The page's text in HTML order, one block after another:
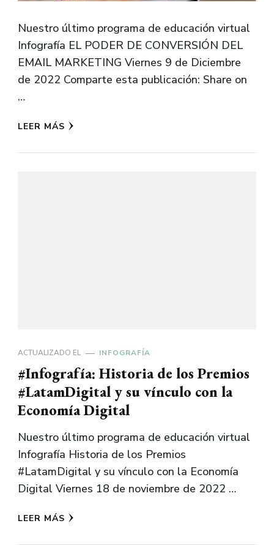
Nuestro último programa de educación virtual
Infografía EL PODER DE CONVERSIÓN DEL
EMAIL MARKETING Viernes 9 de Diciembre
de 2022 Comparte esta publicación: Share on
…
LEER MÁS
ACTUALIZADO EL INFOGRAFÍA
#Infografía: Historia de los Premios
#LatamDigital y su vínculo con la
Economía Digital
Nuestro último programa de educación virtual
Infografía Historia de los Premios
#LatamDigital y su vínculo con la Economía
Digital Viernes 18 de noviembre de 2022 …
LEER MÁS